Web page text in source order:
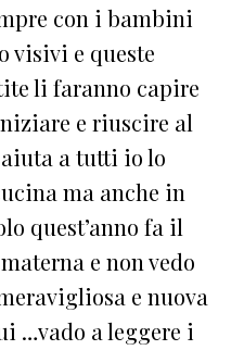
con i bambini
visivi e queste
li faranno capire
e riuscire al
a tutti io lo
ma anche in
quest’anno fa il
e non vedo
e nuova
…vado a leggere i